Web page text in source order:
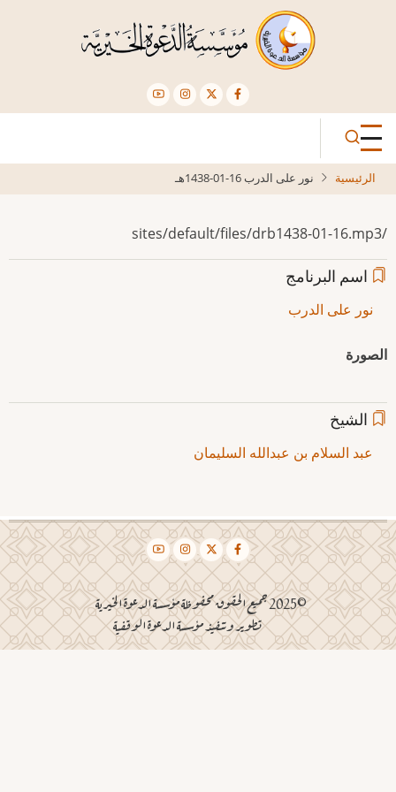
الرئيسية نور على الدرب 16-01-1438هـ
/sites/default/files/drb1438-01-16.mp3
اسم البرنامج
نور على الدرب
الصورة
الشيخ
عبد السلام بن عبدالله السليمان
©2025 جميع الحقوق محفوظة مؤسسة الدعوة الخيرية
تطوير وتنفيذ مؤسسة الدعوة الوقفية